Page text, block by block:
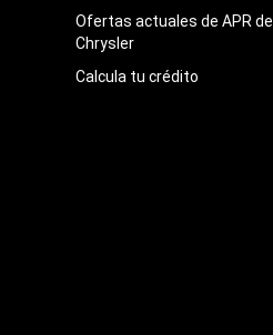
Ofertas actuales de APR de
Chrysler
Calcula tu crédito